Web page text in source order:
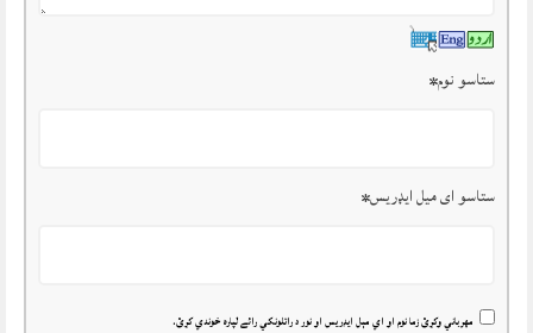
ستاسو نوم*
ستاسو ای میل ایډریس*
مهرباني وکړئ زما نوم او اي مېل ايډريس او نور د راتلونکي رائے لپاره خوندي کړئ.